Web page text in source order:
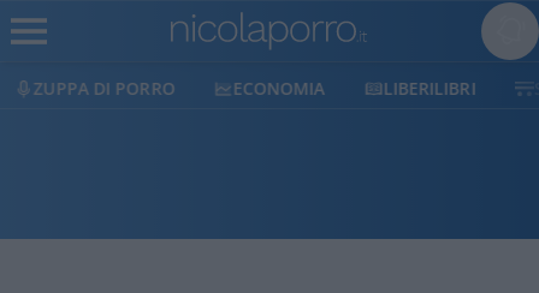
ZUPPA DI PORRO ECONOMIA LIBERILIBRI